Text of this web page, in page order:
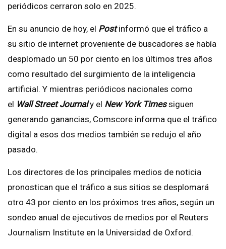
periódicos cerraron solo en 2025.
En su anuncio de hoy, el Postinformó que el tráfico a
su sitio de internet proveniente de buscadores se había
desplomado un 50 por ciento en los últimos tres años
como resultado del surgimiento de la inteligencia
artificial. Y mientras periódicos nacionales como
el Wall Street Journaly el New York Timessiguen
generando ganancias, Comscore informa que el tráfico
digital a esos dos medios también se redujo el año
pasado.
Los directores de los principales medios de noticia
pronostican que el tráfico a sus sitios se desplomará
otro 43 por ciento en los próximos tres años, según un
sondeo anual de ejecutivos de medios por el Reuters
Journalism Institute en la Universidad de Oxford.